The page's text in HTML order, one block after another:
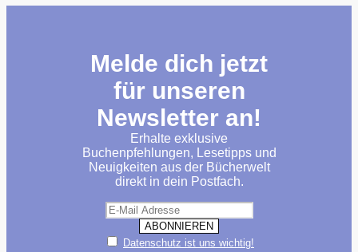
Melde dich jetzt
für unseren
Newsletter an!
Erhalte exklusive
Buchenpfehlungen, Lesetipps und
Neuigkeiten aus der Bücherwelt
direkt in dein Postfach.
Datenschutz ist uns wichtig!